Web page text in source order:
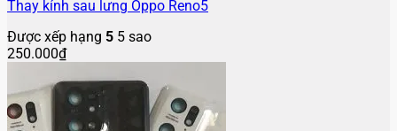
Thay kính sau lưng Oppo Reno5
Được xếp hạng 5 5 sao
250.000₫